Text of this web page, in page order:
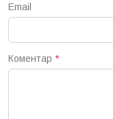
Email
Коментар *